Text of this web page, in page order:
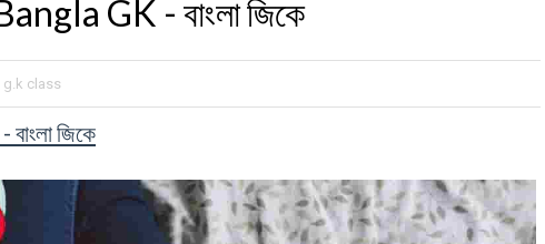
GK - বাংলা জিকে
g.k class
জিকে